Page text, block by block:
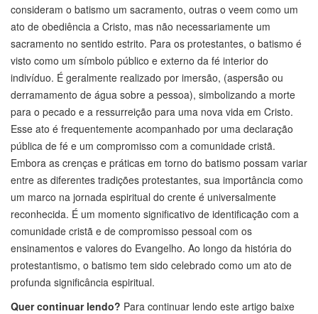
consideram o batismo um sacramento, outras o veem como um
ato de obediência a Cristo, mas não necessariamente um
sacramento no sentido estrito. Para os protestantes, o batismo é
visto como um símbolo público e externo da fé interior do
indivíduo. É geralmente realizado por imersão, (aspersão ou
derramamento de água sobre a pessoa), simbolizando a morte
para o pecado e a ressurreição para uma nova vida em Cristo.
Esse ato é frequentemente acompanhado por uma declaração
pública de fé e um compromisso com a comunidade cristã.
Embora as crenças e práticas em torno do batismo possam variar
entre as diferentes tradições protestantes, sua importância como
um marco na jornada espiritual do crente é universalmente
reconhecida. É um momento significativo de identificação com a
comunidade cristã e de compromisso pessoal com os
ensinamentos e valores do Evangelho. Ao longo da história do
protestantismo, o batismo tem sido celebrado como um ato de
profunda significância espiritual.
Quer continuar lendo? Para continuar lendo este artigo baixe